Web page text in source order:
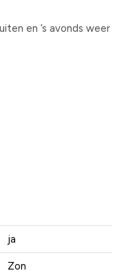
en ’s avonds weer
ja
Zon